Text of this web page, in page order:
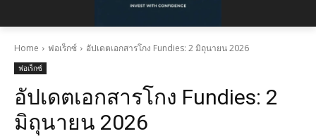
Home ฟอเร็กซ์ อัปเดตเอกสารโกง Fundies: 2 มิถุนายน 2026
ฟอเร็กซ์
อัปเดตเอกสารโกง Fundies: 2
มิถุนายน 2026